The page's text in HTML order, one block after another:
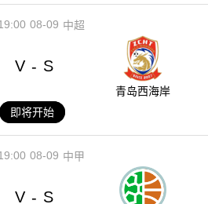
08-09 中超
V - S
青岛西海岸
即将开始
08-09 中甲
V - S